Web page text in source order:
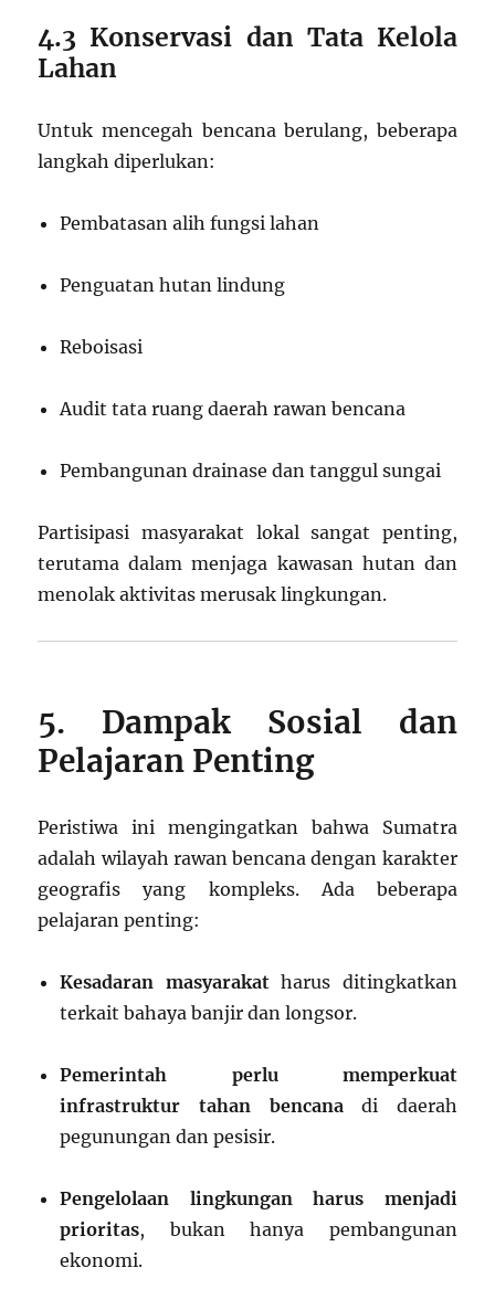
4.3 Konservasi dan Tata Kelola
Lahan
Untuk mencegah bencana berulang, beberapa
langkah diperlukan:
Pembatasan alih fungsi lahan
Penguatan hutan lindung
Reboisasi
Audit tata ruang daerah rawan bencana
Pembangunan drainase dan tanggul sungai
Partisipasi masyarakat lokal sangat penting,
terutama dalam menjaga kawasan hutan dan
menolak aktivitas merusak lingkungan.
5. Dampak Sosial dan
Pelajaran Penting
Peristiwa ini mengingatkan bahwa Sumatra
adalah wilayah rawan bencana dengan karakter
geografis yang kompleks. Ada beberapa
pelajaran penting:
Kesadaran masyarakatharus ditingkatkan
terkait bahaya banjir dan longsor.
Pemerintah perlu memperkuat
infrastruktur tahan bencanadi daerah
pegunungan dan pesisir.
Pengelolaan lingkungan harus menjadi
prioritas, bukan hanya pembangunan
ekonomi.